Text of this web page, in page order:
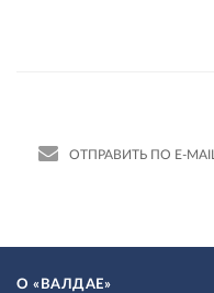
ОТПРАВИТЬ ПО E-MAIL
О «ВАЛДАЕ»